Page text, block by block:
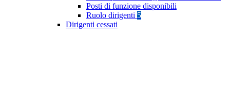
Posti di funzione disponibili
Ruolo dirigenti 5
Dirigenti cessati